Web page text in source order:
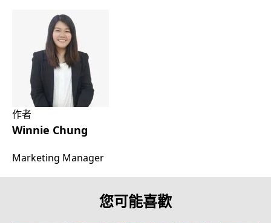
作者
Winnie Chung
Marketing Manager
您可能喜歡